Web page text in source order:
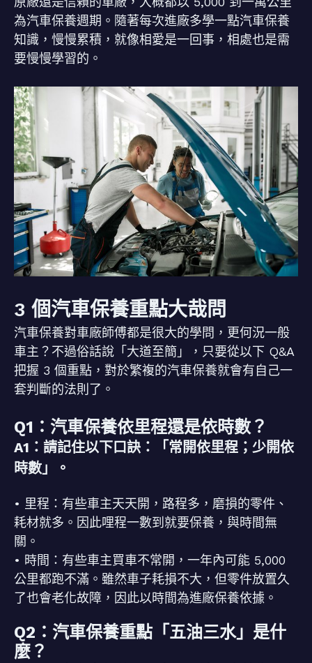
為汽車保養週期。隨著每次進廠多學一點汽車保養
知識，慢慢累積，就像相愛是一回事，相處也是需
要慢慢學習的。
3 個汽車保養重點大哉問
汽車保養對車廠師傅都是很大的學問，更何況一般
車主？不過俗話說「大道至簡」，只要從以下 Q&A
把握 3 個重點，對於繁複的汽車保養就會有自己一
套判斷的法則了。
Q1：汽車保養依里程還是依時數？
A1：請記住以下口訣：「常開依里程；少開依
時數」。
• 里程：有些車主天天開，路程多，磨損的零件、
耗材就多。因此哩程一數到就要保養，與時間無
關。
• 時間：有些車主買車不常開，一年內可能 5,000
公里都跑不滿。雖然車子耗損不大，但零件放置久
了也會老化故障，因此以時間為進廠保養依據。
Q2：汽車保養重點「五油三水」是什
麼？